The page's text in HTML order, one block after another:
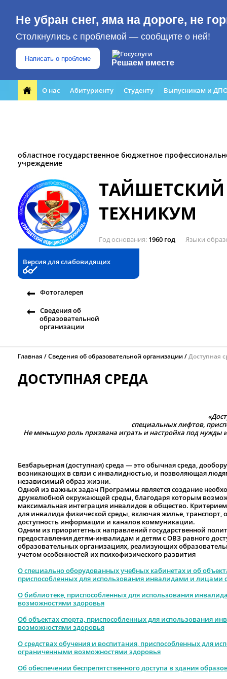
Не убран снег, яма на дороге, не
Столкнулись с проблемой — сообщите о ней!
Написать о проблеме Решаем вместе
О нас Абитуриенту Студенту Выпусникам и
областное государственное бюджетное
учреждение
ТЕХНИКУМ
Год основания 1960 год Языки
Версия для слабовидящих
Фотогалерея
Сведения об
образовательной
организации
Главная Сведения об образовательной организации Доступная
ДОСТУПНАЯ СРЕДА
специальных лифтов,
Не меньшую роль призвана играть и настройка под
Безбарьерная (доступная) среда — это обычная среда,
возникающих в связи с инвалидностью, и позволяющая
независимый образ жизни.
Одной из важных задач Программы является создание
дружелюбной окружающей среды, благодаря которым
максимальная интеграция инвалидов в общество.
для инвалида физической среды, включая жилье, транспорт,
доступность информации и каналов коммуникации.
Одним из приоритетных направлений государственной
предоставления детям-инвалидам и детям с ОВЗ равного
образовательных организациях, реализующих
учетом особенностей их психофизического развития
О специально оборудованных учебных кабинетах и об
приспособленных для использования инвалидами и
О библиотеке, приспособленных для использования
возможностями здоровья
Об объектах спорта, приспособленных для использования
возможностями здоровья
О средствах обучения и воспитания, приспособленных для
ограниченными возможностями здоровья
Об обеспечении беспрепятственного доступа в здания